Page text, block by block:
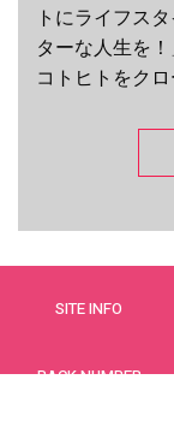
トにライフス
ターな人生を
コトヒトをク
SITE INFO
BACK NUMBER